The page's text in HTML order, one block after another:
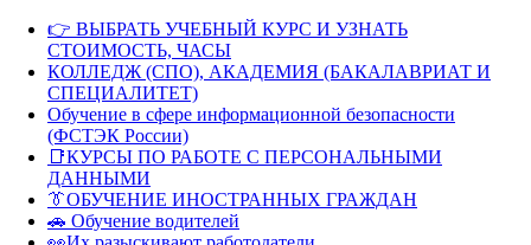
👉 ВЫБРАТЬ УЧЕБНЫЙ КУРС И УЗНАТЬ
СТОИМОСТЬ, ЧАСЫ
КОЛЛЕДЖ (СПО), АКАДЕМИЯ (БАКАЛАВРИАТ И
СПЕЦИАЛИТЕТ)
Обучение в сфере информационной безопасности
(ФСТЭК России)
📑КУРСЫ ПО РАБОТЕ С ПЕРСОНАЛЬНЫМИ
ДАННЫМИ
👔ОБУЧЕНИЕ ИНОСТРАННЫХ ГРАЖДАН
🚗 Обучение водителей